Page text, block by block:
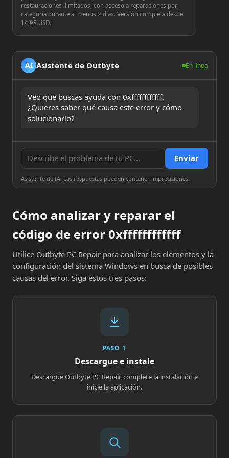
restauraciones ilimitados, con acceso a reparaciones por
categoría durante al menos 2 días. Versión completa desde
14,98 USD.
AI Asistente de Outbyte En línea
Veo que buscas ayuda con 0xffffffffffff.
¿Quieres saber qué causa este error y cómo
solucionarlo?
Enviar
Asistente de IA. Las respuestas pueden contener imprecisiones.
Cómo analizar y reparar el
código de error 0xffffffffffff
Utilice Outbyte PC Repair para analizar los elementos y la
configuración del sistema Windows en busca de posibles
causas del error. Siga estos tres pasos:
PASO 1
Descargue e instale
Descargue Outbyte PC Repair, complete la instalación e
inicie la aplicación.